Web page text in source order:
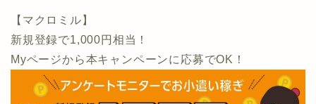
【マクロミル】
新規登録で1,000円相当！
Myページから本キャンペーンに応募でOK！